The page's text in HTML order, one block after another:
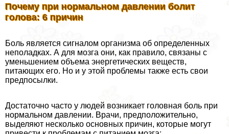
Почему при нормальном давлении болит
голова: 6 причин
Боль является сигналом организма об определенных
неполадках. А для мозга они, как правило, связаны с
уменьшением объема энергетических веществ,
питающих его. Но и у этой проблемы также есть свои
предпосылки.
Достаточно часто у людей возникает головная боль при
нормальном давлении. Врачи, предположительно,
выделяют несколько основных причин, которые могут